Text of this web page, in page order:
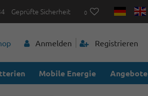
Geprüfte Sicherheit 0
Anmelden Registrieren
Mobile Energie Angebote